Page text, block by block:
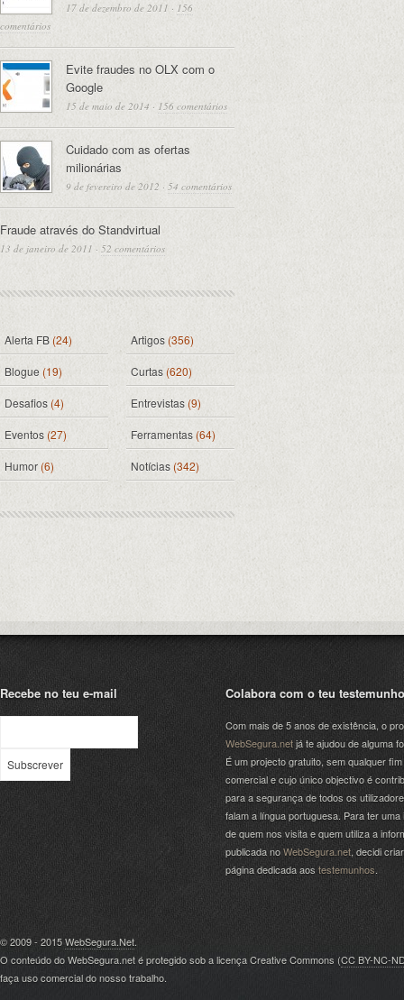
17 de dezembro de 2011 · 156
comentários
Evite fraudes no OLX com o
Google
15 de maio de 2014 · 156 comentários
Cuidado com as ofertas
milionárias
9 de fevereiro de 2012 · 54 comentários
Fraude através do Standvirtual
13 de janeiro de 2011 · 52 comentários
Alerta FB(24) Artigos (356)
Blogue (19) Curtas (620)
Desafios (4) Entrevistas (9)
Eventos(27) Ferramentas(64)
Humor (6) Notícias(342)
Recebe no teu e-mail Colabora com o teu testemunho
Com mais de 5 anos de existência, o
WebSegura.netjá te ajudou de alguma
É um projecto gratuito, sem qualquer fim
comercial e cujo único objectivo é
para a segurança de todos os
falam a língua portuguesa. Para ter uma
de quem nos visita e quem utiliza a
publicada noWebSegura.net , decidi
página dedicada aos testemunhos
© 2009 - 2015WebSegura.Net.
O conteúdo do WebSegura.net é protegido sob a licença Creative Commons (CC BY-NC-
faça uso comercial do nosso trabalho.